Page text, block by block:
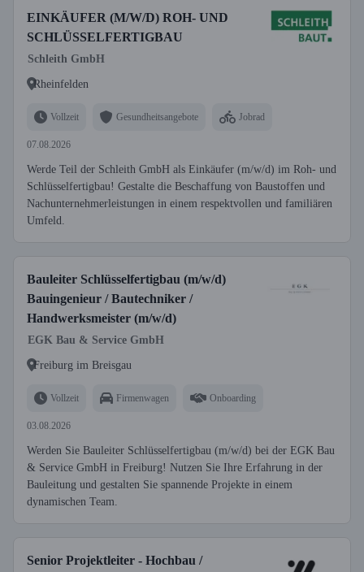
EINKÄUFER (M/W/D) ROH- UND
SCHLÜSSELFERTIGBAU
Schleith GmbH
Rheinfelden
Vollzeit Gesundheitsangebote Jobrad
07.08.2026
Werde Teil der Schleith GmbH als Einkäufer (m/w/d) im Roh- und
Schlüsselfertigbau! Gestalte die Beschaffung von Baustoffen und
Nachunternehmerleistungen in einem respektvollen und familiären
Umfeld.
Bauleiter Schlüsselfertigbau (m/w/d)
Bauingenieur / Bautechniker /
Handwerksmeister (m/w/d)
EGK Bau & Service GmbH
Freiburg im Breisgau
Vollzeit Firmenwagen Onboarding
03.08.2026
Werden Sie Bauleiter Schlüsselfertigbau (m/w/d) bei der EGK Bau
& Service GmbH in Freiburg! Nutzen Sie Ihre Erfahrung in der
Bauleitung und gestalten Sie spannende Projekte in einem
dynamischen Team.
Senior Projektleiter - Hochbau /